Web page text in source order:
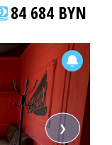
84 684 BYN
❯